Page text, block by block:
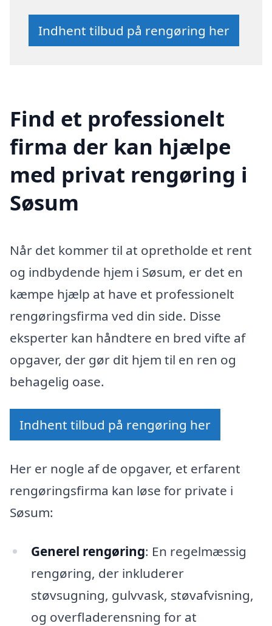
Indhent tilbud på rengøring her
Find et professionelt
firma der kan hjælpe
med privat rengøring i
Søsum
Når det kommer til at opretholde et rent
og indbydende hjem i Søsum, er det en
kæmpe hjælp at have et professionelt
rengøringsfirma ved din side. Disse
eksperter kan håndtere en bred vifte af
opgaver, der gør dit hjem til en ren og
behagelig oase.
Indhent tilbud på rengøring her
Her er nogle af de opgaver, et erfarent
rengøringsfirma kan løse for private i
Søsum:
Generel rengøring: En regelmæssig
rengøring, der inkluderer
støvsugning, gulvvask, støvafvisning,
og overfladerensning for at